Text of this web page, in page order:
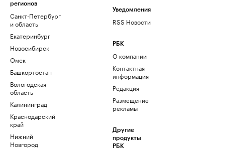
регионов
Санкт-Петербург
и область
Екатеринбург
Новосибирск
Омск
Башкортостан
Вологодская
область
Калининград
Краснодарский
край
Нижний
Новгород
Уведомления
RSS Новости
РБК
О компании
Контактная
информация
Редакция
Размещение
рекламы
Другие
продукты
РБК